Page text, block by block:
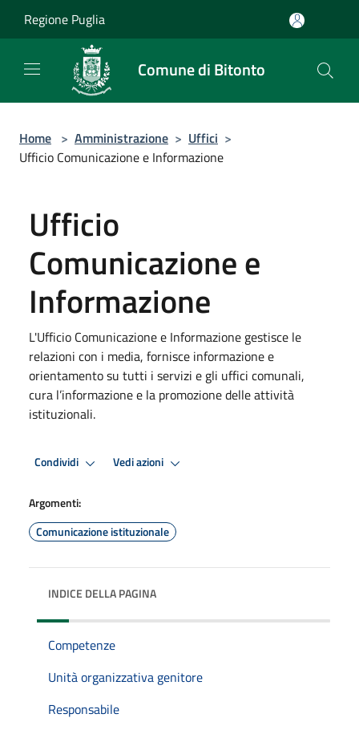
Regione Puglia
Comune di Bitonto
Home > Amministrazione > Uffici >
Ufficio Comunicazione e Informazione
Ufficio
Comunicazione e
Informazione
L'Ufficio Comunicazione e Informazione gestisce le
relazioni con i media, fornisce informazione e
orientamento su tutti i servizi e gli uffici comunali,
cura l’informazione e la promozione delle attività
istituzionali.
Condividi Vedi azioni
Argomenti:
Comunicazione istituzionale
INDICE DELLA PAGINA
Competenze
Unità organizzativa genitore
Responsabile